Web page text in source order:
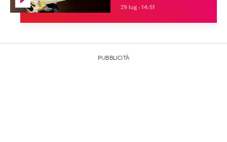
29 lug - 14:51
PUBBLICITÀ